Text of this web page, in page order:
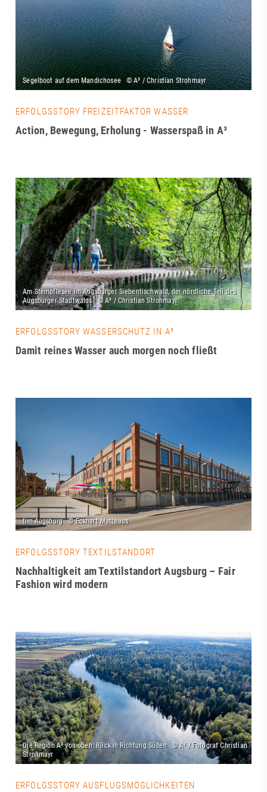
ERFOLGSSTORY FREIZEITFAKTOR WASSER
Action, Bewegung, Erholung - Wasserspaß in A³
ERFOLGSSTORY WASSERSCHUTZ IN A³
Damit reines Wasser auch morgen noch fließt
ERFOLGSSTORY TEXTILSTANDORT
Nachhaltigkeit am Textilstandort Augsburg – Fair
Fashion wird modern
ERFOLGSSTORY AUSFLUGSMÖGLICHKEITEN